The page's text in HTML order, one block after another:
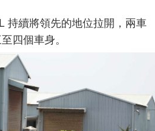
持續將領先的地位拉開，兩車
四個車身。